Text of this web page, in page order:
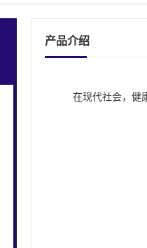
产品介绍
在现代社会，健